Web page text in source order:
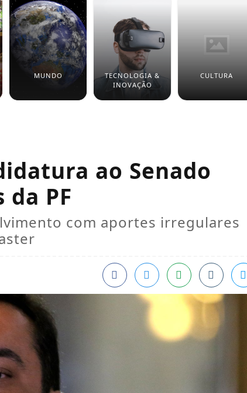
MUNDO
TECNOLOGIA &
INOVAÇÃO
CULTURA
ao Senado
PF
com aportes irregulares